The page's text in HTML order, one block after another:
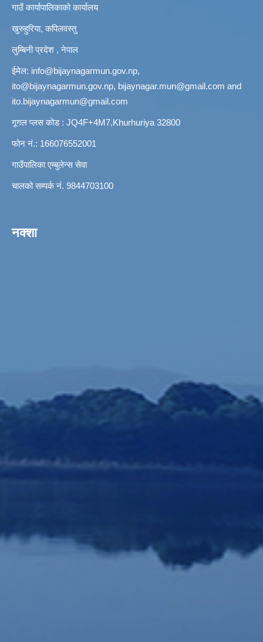
गाउँ कार्यापालिकाको कार्यालय
खुरुहुरिया, कपिलवस्तु
लुम्बिनी प्रदेश , नेपाल
ईमेल: info@bijaynagarmun.gov.np,
ito@bijaynagarmun.gov.np, bijaynagar.mun@gmail.com and
ito.bijaynagarmun@gmail.com
गूगल प्लस कोड : JQ4F+4M7,Khurhuriya 32800
फोन नं.: 166076552001
गाउँपालिका एम्बुलेन्स सेवा
चालको सम्पर्क नं. 9844703100
नक्शा